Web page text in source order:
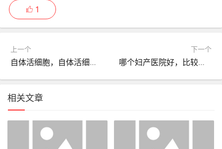
1
上一个
自体活细胞，自体活细胞面部填充！
下一个
哪个妇产医院好，比较好的妇产医院
相关文章